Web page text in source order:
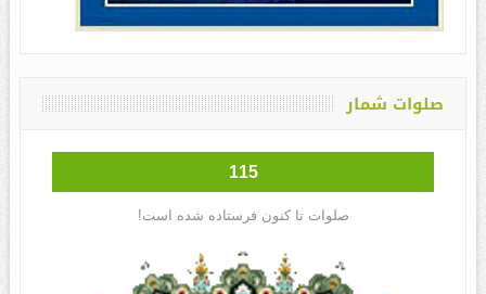
صلوات شمار
115
صلوات تا کنون فرستاده شده است!